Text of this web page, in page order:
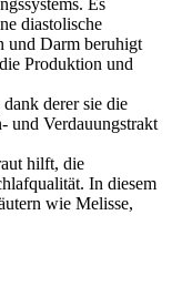
diastolische
und Darm beruhigt
Produktion und
derer sie die
und Verdauungstrakt
hilft, die
In diesem
wie Melisse,